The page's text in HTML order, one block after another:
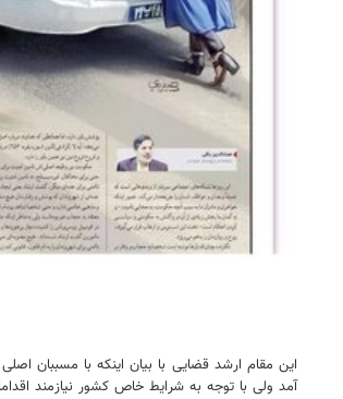
این مقام ارشد قضایی با بیان اینکه با مسببان
آمد ولی با توجه به شرایط خاص کشور نیازمند